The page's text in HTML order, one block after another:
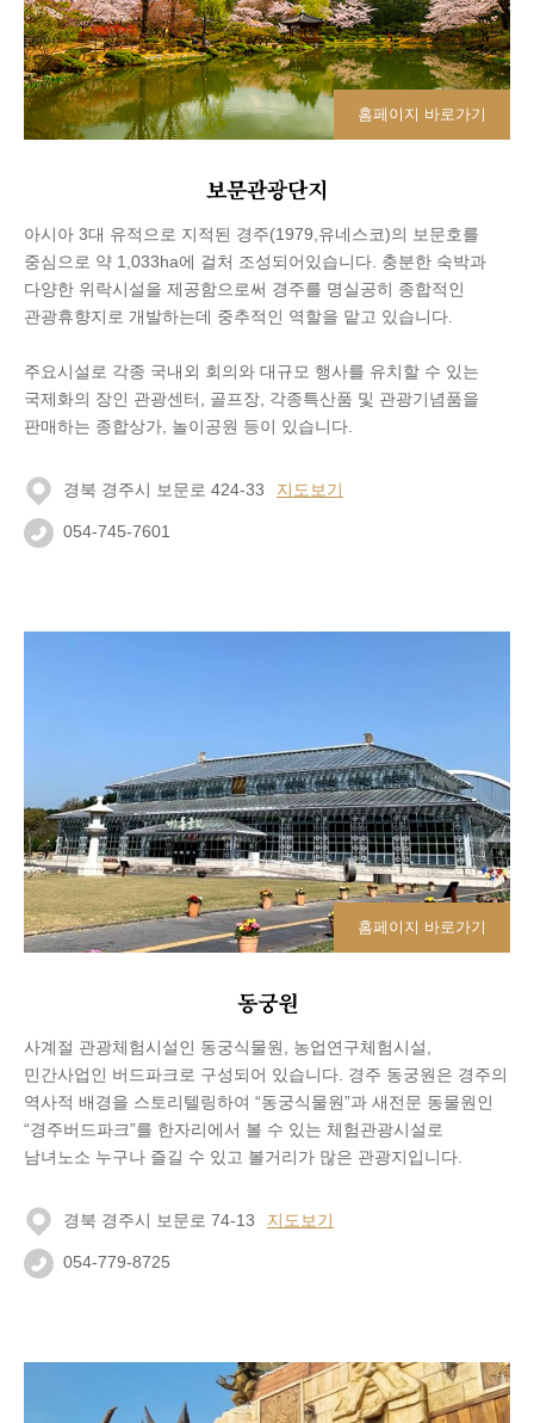
홈페이지 바로가기
보문관광단지
아시아 3대 유적으로 지적된 경주(1979,유네스코)의 보문호를
중심으로 약 1,033ha에 걸처 조성되어있습니다. 충분한 숙박과
다양한 위락시설을 제공함으로써 경주를 명실공히 종합적인
관광휴향지로 개발하는데 중추적인 역할을 맡고 있습니다.
주요시설로 각종 국내외 회의와 대규모 행사를 유치할 수 있는
국제화의 장인 관광센터, 골프장, 각종특산품 및 관광기념품을
판매하는 종합상가, 놀이공원 등이 있습니다.
경북 경주시 보문로 424-33 지도보기
054-745-7601
홈페이지 바로가기
동궁원
사계절 관광체험시설인 동궁식물원, 농업연구체험시설,
민간사업인 버드파크로 구성되어 있습니다. 경주 동궁원은 경주의
역사적 배경을 스토리텔링하여 “동궁식물원”과 새전문 동물원인
“경주버드파크”를 한자리에서 볼 수 있는 체험관광시설로
남녀노소 누구나 즐길 수 있고 볼거리가 많은 관광지입니다.
경북 경주시 보문로 74-13 지도보기
054-779-8725